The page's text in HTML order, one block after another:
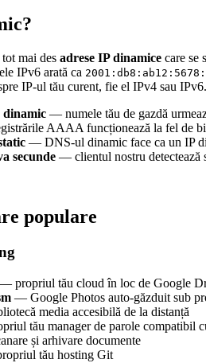
mai des adrese IP dinamice care se
IPv6 arată ca
IP-ul tău curent, fie el IPv4 sau IPv6.
— numele tău de gazdă
AAAA funcționează la fel de
— DNS-ul dinamic face ca un IP
secunde — clientul nostru detectează
populare
— propriul tău cloud în loc de Google
— Google Photos auto-găzduit sub
media accesibilă de la distanță
tău manager de parole compatibil
și arhivare documente
tău hosting Git